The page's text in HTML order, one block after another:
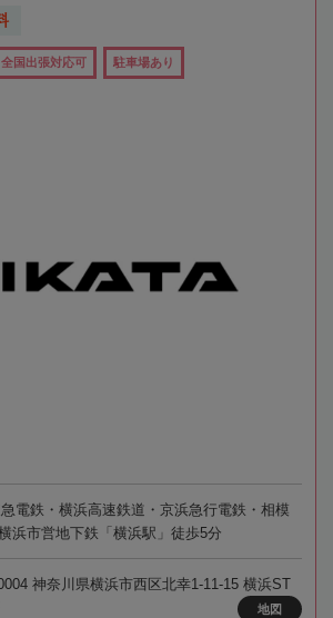
全国出張対応可 駐車場あり
電鉄・横浜高速鉄道・京浜急行電鉄・相模
浜市営地下鉄「横浜駅」徒歩5分
神奈川県横浜市西区北幸1-11-15 横浜ST
地図